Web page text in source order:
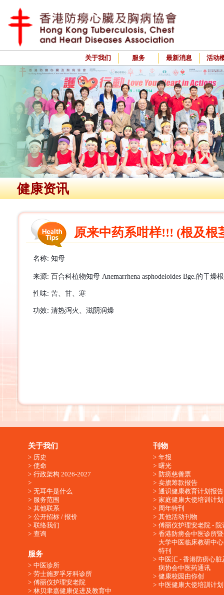
关于我们 服务 最新消息 活动
健康资讯
原来中药系咁样!!! (根及根
名称: 知母
来源: 百合科植物知母 Anemarrhena asphodeloides Bge.的干燥
性味: 苦、甘、寒
功效: 清热泻火、滋阴润燥
关于我们
历史
使命
行政架构 2026-2027
无耳牛是什么
服务范围
其他联系
公开招标 / 报价
联络我们
查询
服务
中医诊所
劳士施罗孚牙科诊所
傅丽仪护理安老院
林贝聿嘉健康促进及教育中
刊物
年报
曙光
防痨慈善票
卖旗筹款报告
通识健康教育计划报告
家庭健康大使培训计划
周年特刊
其他活动刊物
傅丽仪护理安老院 - 院
香港防痨会中医诊所
大学中医临床教研中
特刊
中医汇 - 香港防痨心脏
病协会中医药通讯
健康校园由你创
中医健康大使培訓计划